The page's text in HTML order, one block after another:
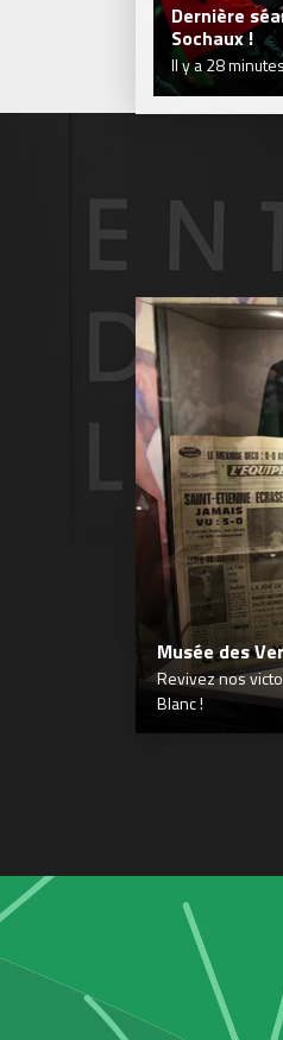
Dernière
Sochaux !
Il y a 28
Musée des
Revivez nos
Blanc !